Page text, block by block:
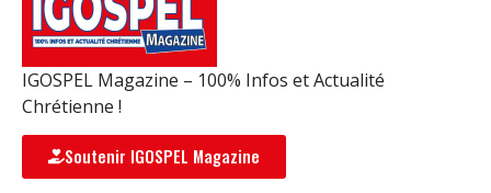
IGOSPEL Magazine – 100% Infos et Actualité
Chrétienne !
Soutenir IGOSPEL Magazine